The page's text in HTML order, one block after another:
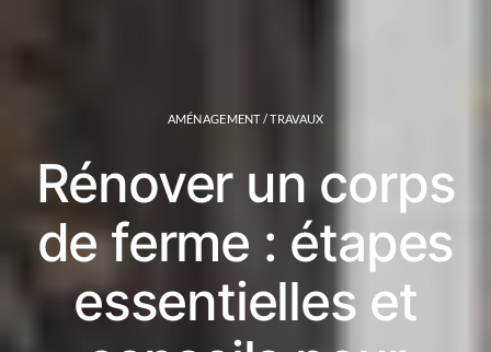
AMÉNAGEMENT / TRAVAUX
Rénover un corps
de ferme : étapes
essentielles et